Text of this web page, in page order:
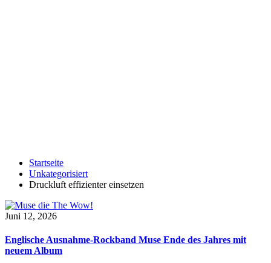
Startseite
Unkategorisiert
Druckluft effizienter einsetzen
Juni 12, 2026
Englische Ausnahme-Rockband Muse Ende des Jahres mit
neuem Album